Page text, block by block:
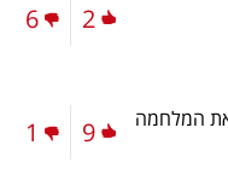
2
6
את המלחמה
9
1